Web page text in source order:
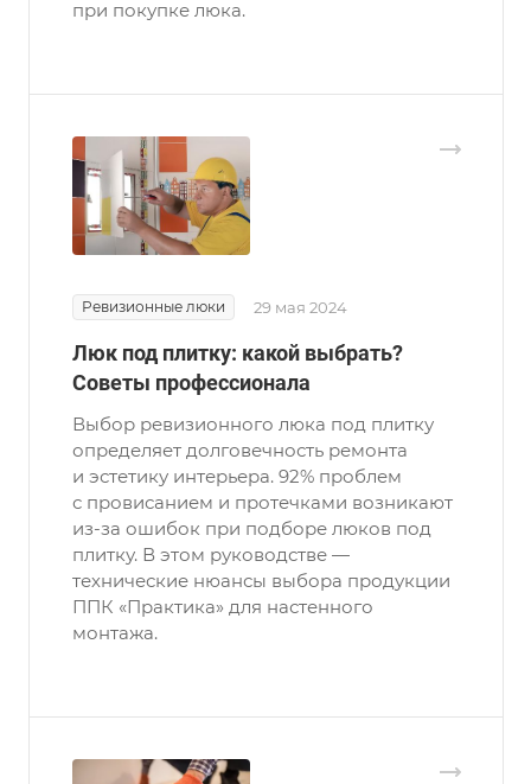
при покупке люка.
Ревизионные люки 29 мая 2024
Люк под плитку: какой выбрать?
Советы профессионала
Выбор ревизионного люка под плитку
определяет долговечность ремонта
и эстетику интерьера. 92% проблем
с провисанием и протечками возникают
из-за ошибок при подборе люков под
плитку. В этом руководстве —
технические нюансы выбора продукции
ППК «Практика» для настенного
монтажа.